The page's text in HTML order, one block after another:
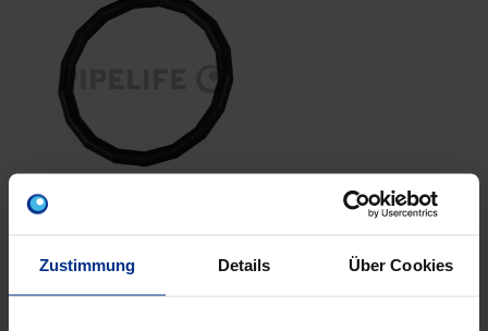
Zustimmung Details Über Cookies
schw ESt/CSt